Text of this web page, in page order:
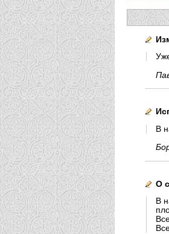
В
О
В